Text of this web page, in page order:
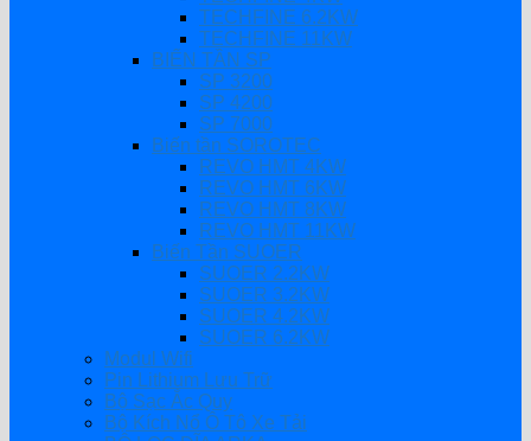
TECHFINE 6.2KW
TECHFINE 11KW
BIẾN TẦN SP
SP 3200
SP 4200
SP 7000
Biến tần SOROTEC
REVO HMT 4KW
REVO HMT 6KW
REVO HMT 8KW
REVO HMT 11KW
Biến Tần SUOER
SUOER 2.2KW
SUOER 3.2KW
SUOER 4.2KW
SUOER 6.2KW
Modul Wifi
Pin Lithium Lưu Trữ
Bộ Sạc Ắc Quy
Bộ Kích Nổ Ô Tô Xe Tải